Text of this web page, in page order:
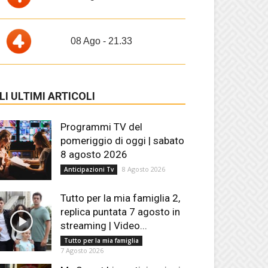
08 Ago - 21.33
ULTIMI ARTICOLI
Programmi TV del
pomeriggio di oggi | sabato
8 agosto 2026
Anticipazioni Tv 8 Agosto 2026
Tutto per la mia famiglia 2,
replica puntata 7 agosto in
streaming | Video...
Tutto per la mia famiglia
7 Agosto 2026